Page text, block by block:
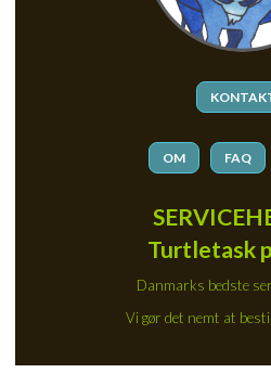
OM FAQ
Turtletask
Danmarks bedste
Vi gør det nemt at